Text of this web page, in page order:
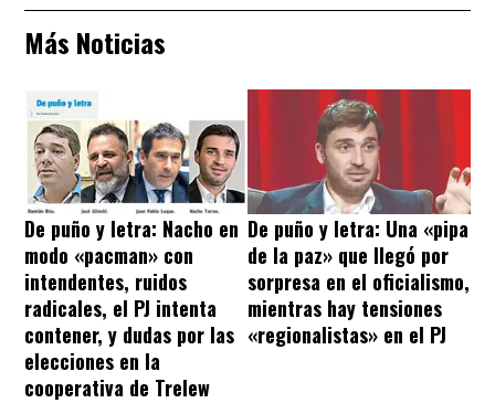
Más Noticias
De puño y letra: Nacho en
modo «pacman» con
intendentes, ruidos
radicales, el PJ intenta
contener, y dudas por las
elecciones en la
cooperativa de Trelew
De puño y letra: Una «pipa
de la paz» que llegó por
sorpresa en el oficialismo,
mientras hay tensiones
«regionalistas» en el PJ